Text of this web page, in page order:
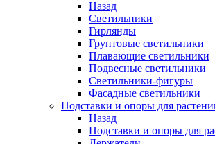
Назад
Светильники
Гирлянды
Грунтовые светильники
Плавающие светильники
Подвесные светильники
Светильники-фигуры
Фасадные светильники
Подставки и опоры для
Назад
Подставки и опоры для